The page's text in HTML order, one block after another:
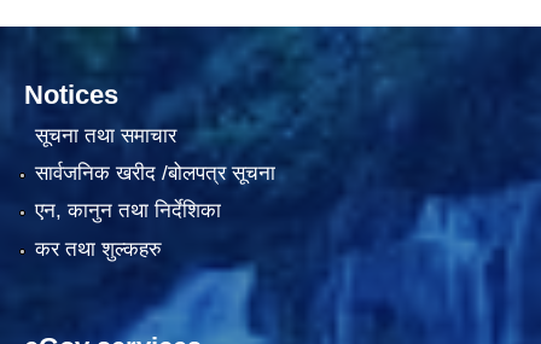
Notices
सूचना तथा समाचार
सार्वजनिक खरीद /बोलपत्र सूचना
एन, कानुन तथा निर्देशिका
कर तथा शुल्कहरु